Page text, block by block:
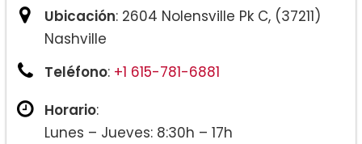
Ubicación: 2604 Nolensville Pk C, (37211)
Nashville
Teléfono: +1 615-781-6881
Horario:
Lunes – Jueves: 8:30h – 17h